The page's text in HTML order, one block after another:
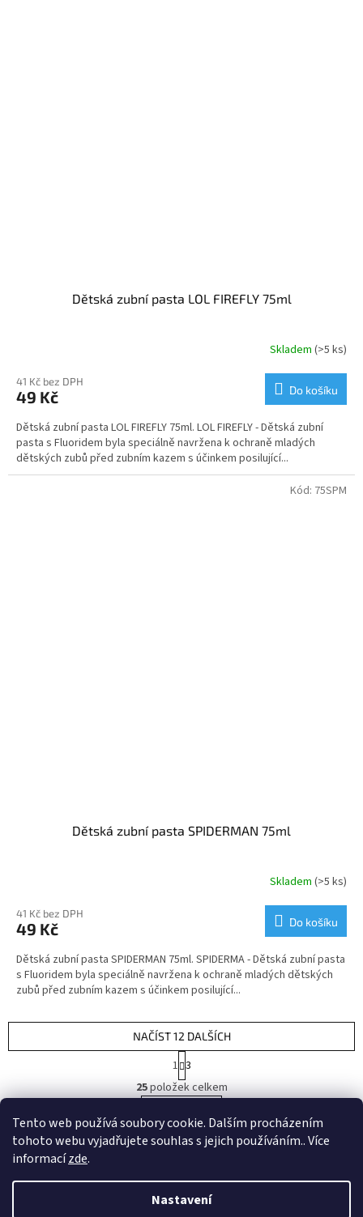
Tento web používá soubory cookie. Dalším procházením
tohoto webu vyjadřujete souhlas s jejich používáním.. Více
informacízde.
Nastavení
Dětská zubní pasta LOL FIREFLY 75ml
produktu
je
z
5
hvězdiček.
Skladem(>5 ks)
41 Kč bez DPH
49 Kč Do košíku
Dětská zubní pasta LOL FIREFLY 75ml. LOL FIREFLY - Dětská zubní
pasta s Fluoridem byla speciálně navržena k ochraně mladých
dětských zubů před zubním kazem s účinkem posilující...
Dětská zubní pasta SPIDERMAN 75ml
Skladem (>5 ks)
41 Kč bez DPH
49 Kč Do košíku
Dětská zubní pasta SPIDERMAN 75ml. SPIDERMA - Dětská zubní pasta
s Fluoridem byla speciálně navržena k ochraně mladých dětských
zubů před zubním kazem s účinkem posilující...
Kód: 75SPM
O
v
á
d
í
p
NAČÍST 12 DALŠÍCH
t
r
á
k
o
n
í
1 3
25položek celkem